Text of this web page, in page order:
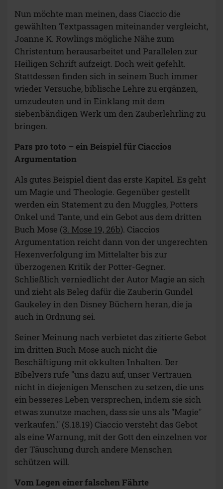
Nun möchte man meinen, dass Ciaccio die
gewählten Textpassagen miteinander vergleicht,
Joanne K. Rowlings mögliche Nähe zum
Christentum herausarbeitet und Parallelen zur
Heiligen Schrift aufzeigt. Doch weit gefehlt.
Stattdessen finden sich in seinem Buch immer
wieder Versuche, biblische Lehre zu ergänzen,
umzudeuten und in Einklang mit dem
siebenbändigen Werk um den Zauberlehrling zu
bringen.
Pars pro toto – ein Beispiel für Ciaccios
Argumentation
Als gutes Beispiel dient das erste Kapitel. Es geht
um Magie und Theologie. Gegenüber gestellt
werden ein Statement zu den Muggles, Potters
Onkel und Tante, und ein Gebot aus dem dritten
Buch Mose (3. Mose 19, 26b). Ciaccios
Argumentation reicht dann von der ungerechten
Hexenverfolgung im Mittelalter bis zur
überzogenen Kritik der Potter-Gegner.
Schließlich verniedlicht der Autor Magie an sich
und zieht als Beleg dafür die Zauberin Gundel
Gaukeley in den Disney Büchern heran, die ja
auch in Ordnung sei.
Seiner Meinung nach verbietet das zitierte Gebot
im dritten Buch Mose auch nicht die
Beschäftigung mit okkulten Inhalten. Der
Bibelvers rufe "uns dazu auf, unser Vertrauen
nicht in diejenigen Menschen zu setzen, die uns
ein besseres Leben versprechen, indem sie sich
etwas zunutze machen, dass sie uns als "Magie"
verkaufen." (S.18.19) Ciaccio versteht das Gebot
als eine Warnung, mit der Gott den einzelnen vor
der Täuschung durch andere Menschen
schützen will.
Vom Legen einer falschen Fährte